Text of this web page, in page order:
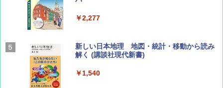
AIRLINE（エアライン）2026年9月号【特
集】ボーイング110周年を祝して！
￥1,760
￥2,277
新しい日本地理 地図・統計・移動から読み
解く (講談社現代新書)
￥1,540